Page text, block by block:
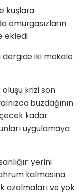
kuşlara
omurgasızların
ekledi.
dergide iki makale
krizi son
buzdağının
kadar
uygulamaya
yerini
kalmasına
azalmaları ve yok